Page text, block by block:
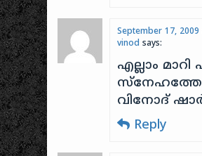
September 17, 2009
vinod says:
എല്ലാം മാറി
വിനോദ്
Reply